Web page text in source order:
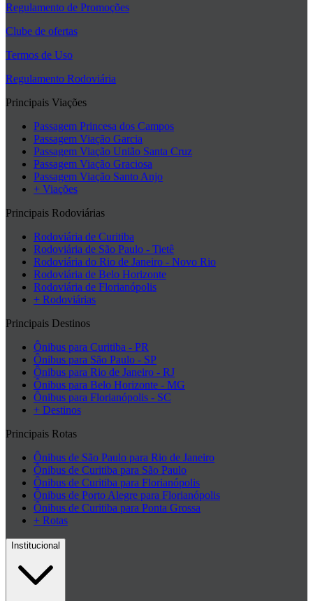
Regulamento de Promoções
Clube de ofertas
Termos de Uso
Regulamento Rodoviária
Principais Viações
Passagem Princesa dos Campos
Passagem Viação Garcia
Passagem Viação União Santa Cruz
Passagem Viação Graciosa
Passagem Viação Santo Anjo
+ Viações
Principais Rodoviárias
Rodoviária de Curitiba
Rodoviária de São Paulo - Tietê
Rodoviária do Rio de Janeiro - Novo Rio
Rodoviária de Belo Horizonte
Rodoviária de Florianópolis
+ Rodoviárias
Principais Destinos
Ônibus para Curitiba - PR
Ônibus para São Paulo - SP
Ônibus para Rio de Janeiro - RJ
Ônibus para Belo Horizonte - MG
Ônibus para Florianópolis - SC
+ Destinos
Principais Rotas
Ônibus de São Paulo para Rio de Janeiro
Ônibus de Curitiba para São Paulo
Ônibus de Curitiba para Florianópolis
Ônibus de Porto Alegre para Florianópolis
Ônibus de Curitiba para Ponta Grossa
+ Rotas
Institucional